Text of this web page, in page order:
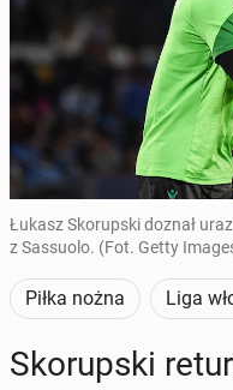
Łukasz Skorupski doznał
z Sassuolo. (Fot. Getty
Piłka nożna Liga
Sko­rup­s­ki